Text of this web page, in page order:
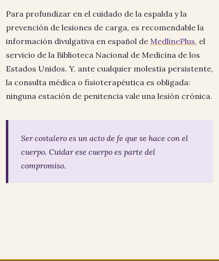
Para profundizar en el cuidado de la espalda y la
prevención de lesiones de carga, es recomendable la
información divulgativa en español de MedlinePlus, el
servicio de la Biblioteca Nacional de Medicina de los
Estados Unidos. Y, ante cualquier molestia persistente,
la consulta médica o fisioterapéutica es obligada:
ninguna estación de penitencia vale una lesión crónica.
Ser costalero es un acto de fe que se hace con el
cuerpo. Cuidar ese cuerpo es parte del
compromiso.